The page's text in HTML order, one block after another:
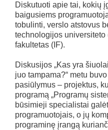
Diskutuoti apie tai, kokių
baigusiems
tobulinti, verslo atstovus
technologijos universiteto
fakultetas (IF).
Diskusijos „Kas yra
juo tampama?“ metu
pasiūlymus – projektus,
programą „Programų
būsimieji specialistai
programuotojais, o jų
programinę įrangą